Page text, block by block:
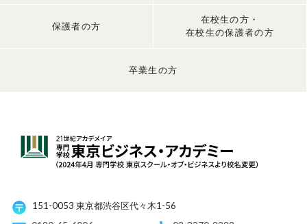
保護者の方
在校生の方・
在校生の保護者の方
卒業生の方
151-0053 東京都渋谷区代々木1-56